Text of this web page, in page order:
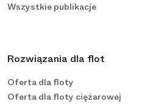
Wszystkie publikacje
Rozwiązania dla flot
Oferta dla floty
Oferta dla floty ciężarowej